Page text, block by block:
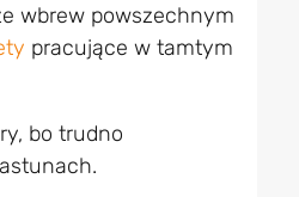
wbrew powszechnym
pracujące w tamtym
bo trudno